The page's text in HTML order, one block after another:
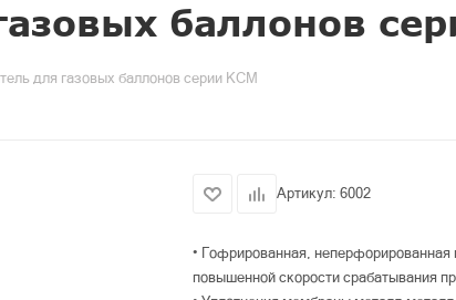
баллонов
для газовых баллонов серии КСМ
Артикул: 6002
• Гофрированная,
повышенной скорости срабатывания